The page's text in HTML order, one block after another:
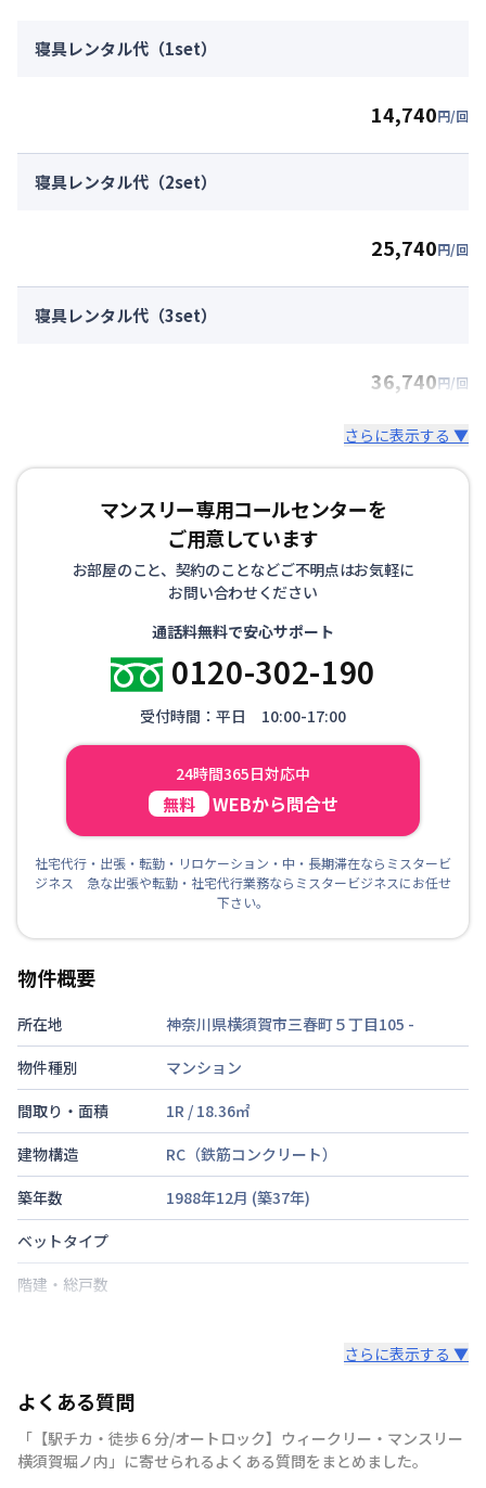
寝具レンタル代（1set）
14,740円/回
寝具レンタル代（2set）
25,740円/回
寝具レンタル代（3set）
36,740円/回
さらに表示する ▼
マンスリー専用コールセンターを
ご用意しています
お部屋のこと、契約のことなどご不明点はお気軽に
お問い合わせください
通話料無料で安心サポート
0120-302-190
受付時間：平日 10:00-17:00
24時間365日対応中
無料 WEBから問合せ
社宅代行・出張・転勤・リロケーション・中・長期滞在ならミスタービ
ジネス 急な出張や転勤・社宅代行業務ならミスタービジネスにお任せ
下さい。
物件概要
所在地 神奈川県横須賀市三春町５丁目105 -
物件種別
マンション
間取り・面積
1R / 18.36㎡
建物構造
RC（鉄筋コンクリート）
築年数
1988年12月 (築37年)
ベットタイプ
階建・総戸数
禁煙・喫煙
交通
京浜急行電鉄本線 堀ノ内駅 徒歩 6 分
さらに表示する ▼
よくある質問
「【駅チカ・徒歩６分/オートロック】ウィークリー・マンスリー
横須賀堀ノ内」に寄せられるよくある質問をまとめました。